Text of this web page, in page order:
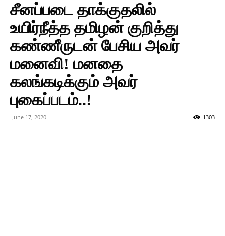
சீனப்படை தாக்குதலில்
உயிர்நீத்த தமிழன் குறித்து
கண்ணீருடன் பேசிய அவர்
மனைவி! மனதை
கலங்கடிக்கும் அவர்
புகைப்படம்..!
June 17, 2020 1303